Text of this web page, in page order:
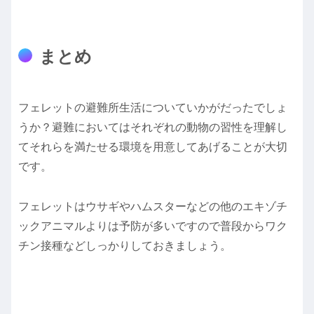
まとめ
フェレットの避難所生活についていかがだったでしょ
うか？避難においてはそれぞれの動物の習性を理解し
てそれらを満たせる環境を用意してあげることが大切
です。
フェレットはウサギやハムスターなどの他のエキゾチ
ックアニマルよりは予防が多いですので普段からワク
チン接種などしっかりしておきましょう。